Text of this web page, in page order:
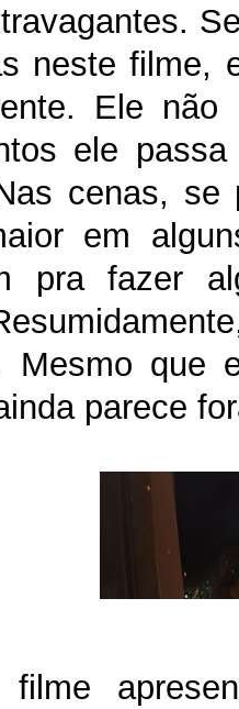
neste filme,
Ele
ele
cenas, se
em
pra fazer
Mesmo que
parece